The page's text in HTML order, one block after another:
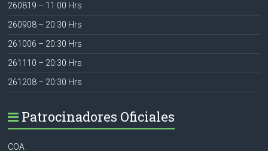
260819 – 11:00 Hrs
260908 – 20:30 Hrs
261006 – 20:30 Hrs
261110 – 20:30 Hrs
261208 – 20:30 Hrs
Patrocinadores Oficiales
COA